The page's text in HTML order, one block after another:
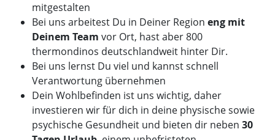
mitgestalten
Bei uns arbeitest Du in Deiner Region eng mit
Deinem Team vor Ort, hast aber 800
thermondinos deutschlandweit hinter Dir.
Bei uns lernst Du viel und kannst schnell
Verantwortung übernehmen
Dein Wohlbefinden ist uns wichtig, daher
investieren wir für dich in deine physische sowie
psychische Gesundheit und bieten dir neben 30